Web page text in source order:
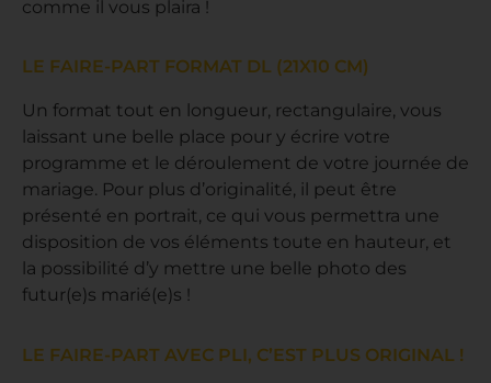
comme il vous plaira !
LE FAIRE-PART FORMAT DL (21X10 CM)
Un format tout en longueur, rectangulaire, vous
laissant une belle place pour y écrire votre
programme et le déroulement de votre journée de
mariage. Pour plus d’originalité, il peut être
présenté en portrait, ce qui vous permettra une
disposition de vos éléments toute en hauteur, et
la possibilité d’y mettre une belle photo des
futur(e)s marié(e)s !
LE FAIRE-PART AVEC PLI, C’EST PLUS ORIGINAL !